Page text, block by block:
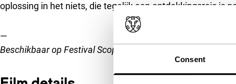
Consent
oplossing in het niets, die tegelijk een ontdekkingsreis is
—
Beschikbaar op Festival Scope Pro van 26 januari 9:00 uur